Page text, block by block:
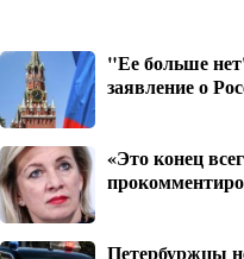
"Ее больше
заявление о
«Это конец
Петербуржцы